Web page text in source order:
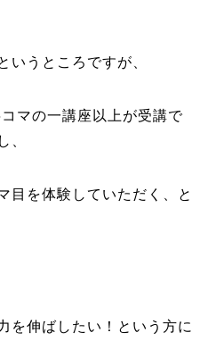
いうところですが、
マの一講座以上が受講で
、
目を体験していただく、と
を伸ばしたい！という方に